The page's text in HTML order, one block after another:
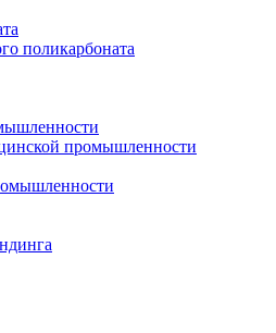
поликарбоната
промышленности